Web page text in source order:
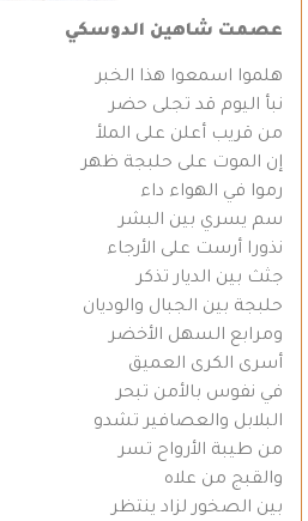
عصمت شاهين الدوسكي
هلموا اسمعوا هذا الخبر
نبأ اليوم قد تجلى حضر
من قريب أعلن على الملأ
إن الموت على حلبجة ظهر
رموا في الهواء داء
سم يسري بين البشر
نذورا أرست على الأرجاء
جثث بين الديار تذكر
حلبجة بين الجبال والوديان
ومرابع السهل الأخضر
أسرى الكرى العميق
في نفوس بالأمن تبحر
البلابل والعصافير تشدو
من طيبة الأرواح تسر
والقبج من علاه
بين الصخور لزاد ينتظر